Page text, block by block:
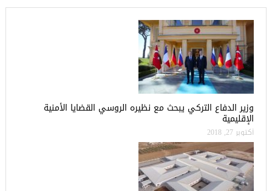
وزير الدفاع التركي يبحث مع نظيره الروسي القضايا الأمنية
الإقليمية
أكتوبر 27, 2018